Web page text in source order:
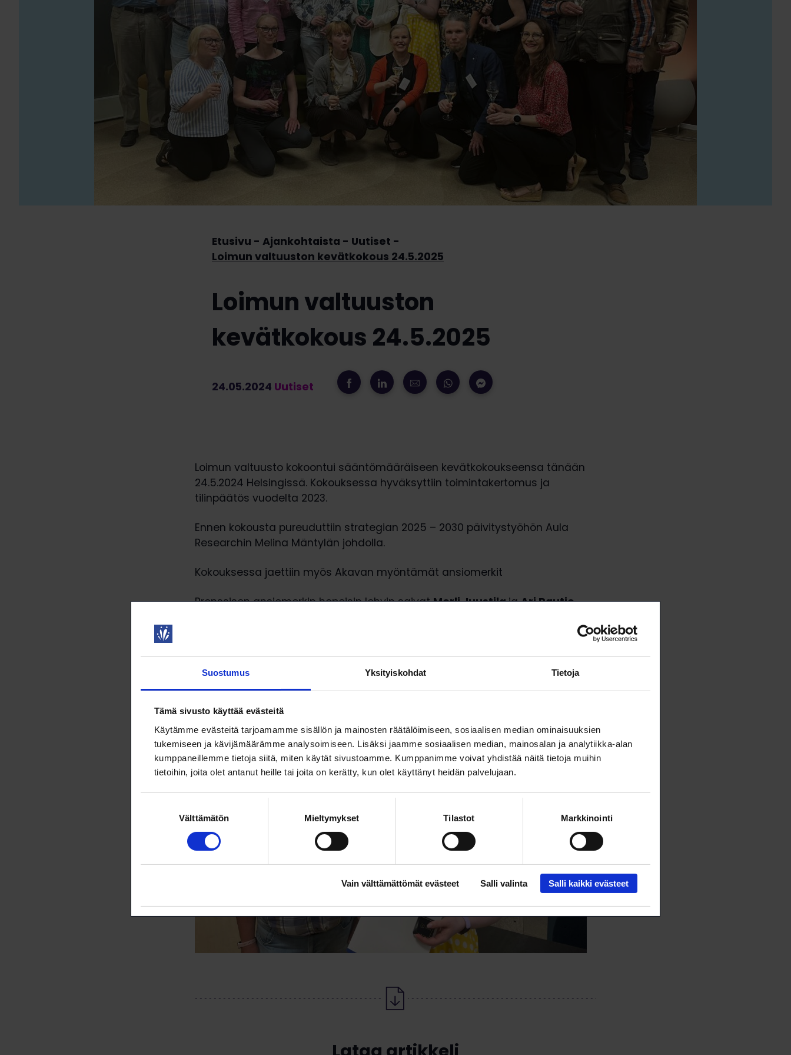
Suostumus Yksityiskohdat Tietoja
Tämä sivusto käyttää evästeitä
Käytämme evästeitä tarjoamamme sisällön ja mainosten räätälöimiseen, sosiaalisen median ominaisuuksien
tukemiseen ja kävijämäärämme analysoimiseen. Lisäksi jaamme sosiaalisen median, mainosalan ja analytiikka-alan
kumppaneillemme tietoja siitä, miten käytät sivustoamme. Kumppanimme voivat yhdistää näitä tietoja muihin
tietoihin, joita olet antanut heille tai joita on kerätty, kun olet käyttänyt heidän palvelujaan.
Välttämätön Mieltymykset Tilastot Markkinointi
Vain välttämättömät evästeet Salli valinta Salli kaikki evästeet
Etusivu Ajankohtaista
Uutiset
Loimun valtuuston kevätkokous 24.5.2025
Loimun valtuuston
kevätkokous 24.5.2025
24.05.2024 Uutiset
Loimun valtuusto kokoontui sääntömääräiseen kevätkokoukseensa tänään
24.5.2024 Helsingissä. Kokouksessa hyväksyttiin toimintakertomus ja
tilinpäätös vuodelta 2023.
Ennen kokousta pureuduttiin strategian 2025 – 2030 päivitystyöhön Aula
Researchin Melina Mäntylän johdolla.
Kokouksessa jaettiin myös Akavan myöntämät ansiomerkit
Pronssisen ansiomerkin hopeisin lehvin saivatMerli JuustilajaAri Rautio,